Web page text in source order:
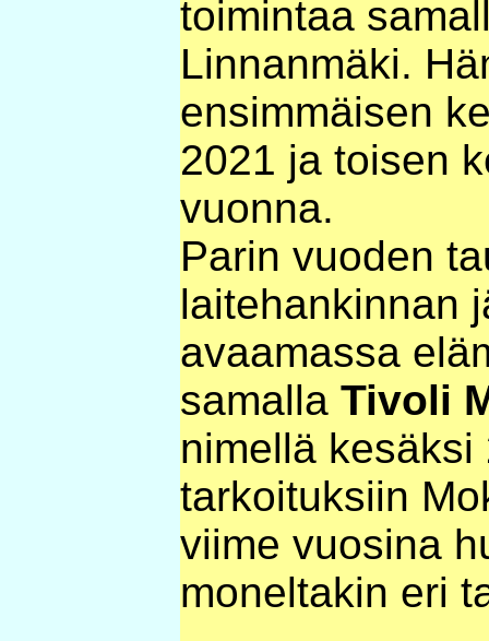
toimintaa
Linnanmäki.
ensimmäisen
2021 ja toisen
vuonna.
Parin vuoden
laitehankinnan
avaamassa
samalla Tivoli
nimellä kesäksi
tarkoituksiin
viime vuosina
moneltakin eri